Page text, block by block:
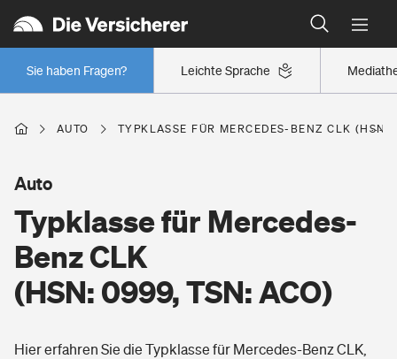
Leichte Sprache
Sie haben Fragen?
Wer versichert was: Jetzt Versicherer finden
Regionalklassen: So ist Ihre Region eingestuft
Wer versichert was: Jetzt Versicherer finden
Berufsunfähigkeitsversicherung
Wohnen
Wohngebäudeversicherung
Hausratversicherung
AUTO TYPKLASSE FÜR MERCEDES-BENZ CLK
Typklasse für Mercedes-
Benz CLK
(HSN: 0999, TSN: ACO)
Auto
Hier erfahren Sie die Typklasse für Mercedes-Benz CLK,